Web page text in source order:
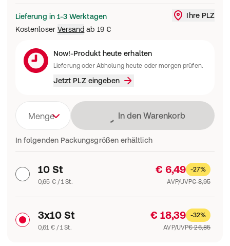
Lieferung in 1-3 Werktagen
Kostenloser Versand ab 19 €
Ihre PLZ
Now!-Produkt heute erhalten
Lieferung oder Abholung heute oder morgen prüfen.
Jetzt PLZ eingeben
Menge Lädt
In den Warenkorb
In folgenden Packungsgrößen erhältlich
10 St
0,65 € / 1 St.
€ 6,49
-27%
AVP/UVP€ 8,95
3x10 St
0,61 € / 1 St.
€ 18,39
-32%
AVP/UVP€ 26,85